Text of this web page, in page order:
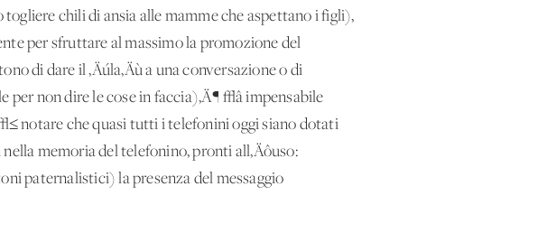
chili di ansia alle mamme che aspettano i figli),
per sfruttare al massimo la promozione del
di dare il ‚Äúla‚Äù a una conversazione o di
per non dire le cose in faccia)‚Ä¶ √â impensabile
notare che quasi tutti i telefonini oggi siano dotati
memoria del telefonino, pronti all‚Äôuso:
paternalistici) la presenza del messaggio